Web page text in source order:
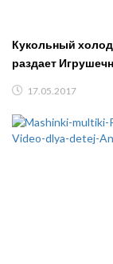
Кукольный
раздает
17.05.2017